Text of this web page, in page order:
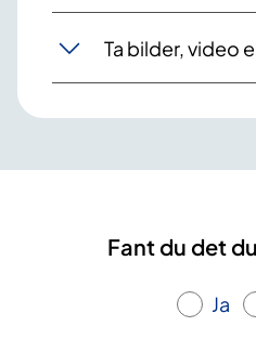
Ta bilder, video
Fant du det
Ja